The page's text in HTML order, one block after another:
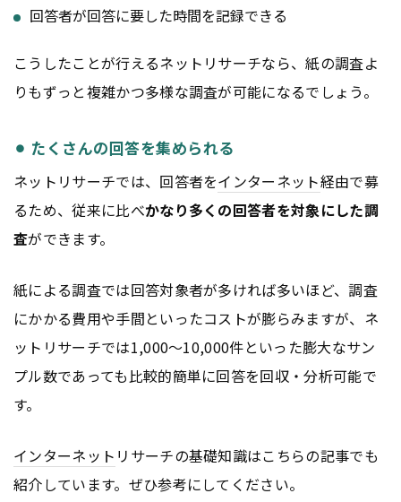
回答者が回答に要した時間を記録できる
こうしたことが行えるネットリサーチなら、紙の調査よ
りもずっと複雑かつ多様な調査が可能になるでしょう。
⚫︎ たくさんの回答を集められる
ネットリサーチでは、回答者をインターネット経由で募
るため、従来に比べかなり多くの回答者を対象にした調
査ができます。
紙による調査では回答対象者が多ければ多いほど、調査
にかかる費用や手間といったコストが膨らみますが、ネ
ットリサーチでは1,000〜10,000件といった膨大なサン
プル数であっても比較的簡単に回答を回収・分析可能で
す。
インターネット リサーチの基礎知識はこちらの記事でも
紹介しています。ぜひ参考にしてください。